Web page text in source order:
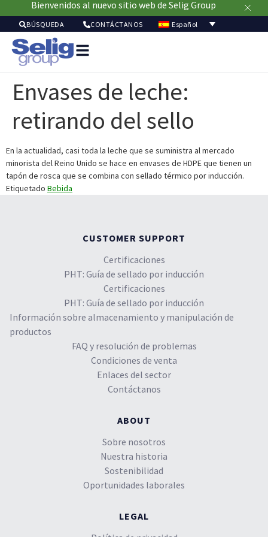
Bienvenidos al nuevo sitio web de Selig Group
BÚSQUEDA CONTÁCTANOS Español
de
Envases de leche:
retirando del sello
En la actualidad, casi toda la leche que se suministra al mercado
minorista del Reino Unido se hace en envases de HDPE que tienen un
tapón de rosca que se combina con sellado térmico por inducción.
Etiquetado Bebida
CUSTOMER SUPPORT
Certificaciones
PHT: Guía de sellado por inducción
Certificaciones
PHT: Guía de sellado por inducción
Información sobre almacenamiento y manipulación de
productos
FAQ y resolución de problemas
Condiciones de venta
Enlaces del sector
Contáctanos
ABOUT
Sobre nosotros
Nuestra historia
Sostenibilidad
Oportunidades laborales
LEGAL